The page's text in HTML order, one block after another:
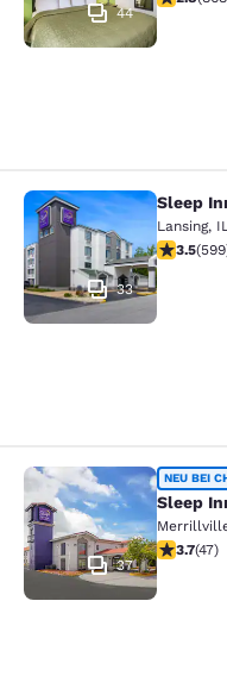
44
Sleep Inn
33
Sleep
Lansing,
3.54-
3.5(599
Sleep Inn &
37
NEU BEI
Sleep
3.68-
3.7(47)